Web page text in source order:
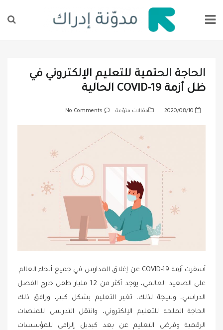
الحاجة الحتمية للتعليم الإلكتروني في
ظل أزمة COVID-19 الحالية
P
2020/08/10 مقالات منوّعة No Comments
أسفرت أزمة COVID-19 عن إغلاق المدارس في جميع أنحاء العالم.
على الصعيد العالمي، يوجد أكثر من 1.2 مليار طفل خارج الفصل
الدراسي، ونتيجة لذلك، تغير التعليم بشكل كبير، ورافق ذلك
الحاجة الملحة للتعليم الإلكتروني، وانتقل التدريس للمنصات
الرقمية وفرض التعليم عن بعد كبديل إلزامي للمؤسسات